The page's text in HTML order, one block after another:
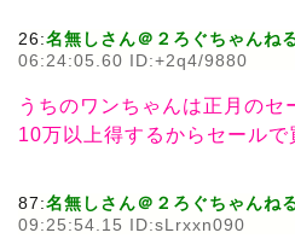
26:名無しさん＠２ろぐちゃんね
06:24:05.60 ID:+2q4/9880
うちのワンちゃんは正月の
10万以上得するからセールで
87:名無しさん＠２ろぐちゃんね
09:25:54.15 ID:sLrxxn090